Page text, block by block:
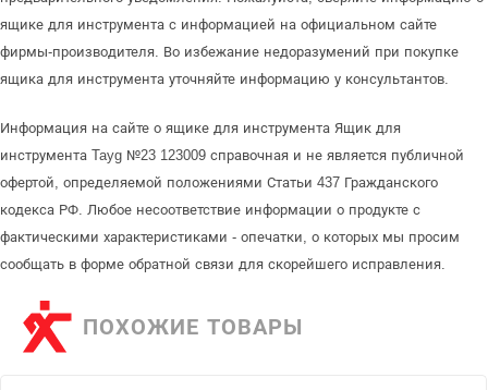
ящике для инструмента с информацией на официальном сайте
фирмы-производителя. Во избежание недоразумений при покупке
ящика для инструмента уточняйте информацию у консультантов.
Информация на сайте о ящике для инструмента Ящик для
инструмента Tayg №23 123009 справочная и не является публичной
офертой, определяемой положениями Статьи 437 Гражданского
кодекса РФ. Любое несоответствие информации о продукте с
фактическими характеристиками - опечатки, о которых мы просим
сообщать в форме обратной связи для скорейшего исправления.
ПОХОЖИЕ ТОВАРЫ